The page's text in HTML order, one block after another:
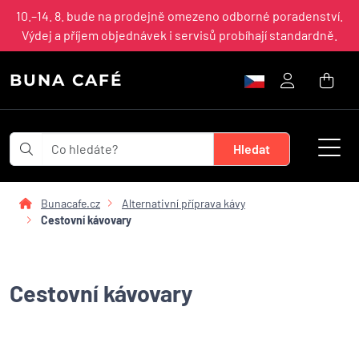
10.–14. 8. bude na prodejně omezeno odborné poradenství.
Výdej a příjem objednávek i servisů probíhají standardně.
BUNA CAFÉ
Bunacafe.cz
Alternativní příprava kávy
Cestovní kávovary
Cestovní kávovary